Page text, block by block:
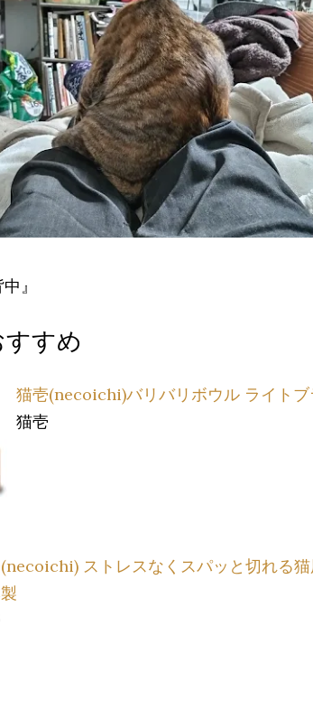
』
すめ
猫壱(necoichi)バリバリボウル ライトブ
猫壱
ストレスなくスパッと切れる